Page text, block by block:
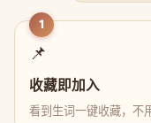
1
📌
收藏即加入
看到生词一键收藏，不